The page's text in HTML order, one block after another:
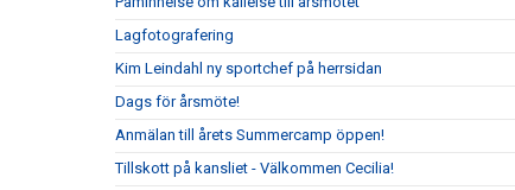
Lagfotografering
Kim Leindahl ny sportchef på herrsidan
Dags för årsmöte!
Anmälan till årets Summercamp öppen!
Tillskott på kansliet - Välkommen Cecilia!